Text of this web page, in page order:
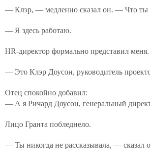
— Клэр, — медленно сказал он. — Что ты
— Я здесь работаю.
HR-директор формально представил меня.
— Это Клэр Доусон, руководитель
Отец спокойно добавил:
— А я Ричард Доусон, генеральный
Лицо Гранта побледнело.
— Ты никогда не рассказывала, — сказал